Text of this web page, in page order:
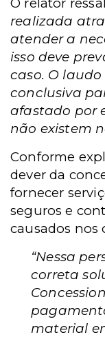
realizada
atender a
isso deve
caso. O
conclusiva
afastado por
não existem
Conforme
dever da
fornecer
seguros e
causados nos
“Nessa
correta
material